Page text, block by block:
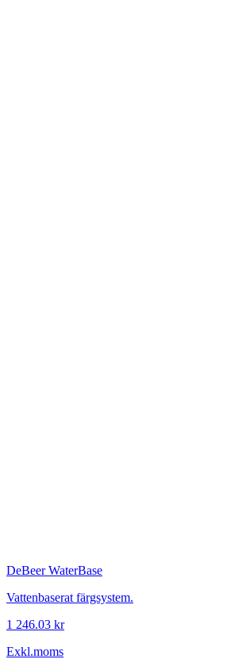
DeBeer WaterBase
Vattenbaserat färgsystem.
1 246.03 kr
Exkl.moms